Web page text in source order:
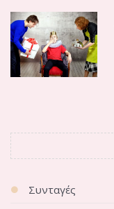
Συνταγές